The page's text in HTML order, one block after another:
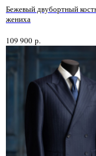
Бежевый двубортный
жениха
109 900 р.